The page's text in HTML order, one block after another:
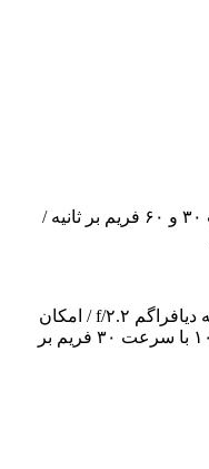
با رزولوشن ۱۰۸۰ با سرعت ۳۰ و ۶۰ فریم بر ثانیه /
حسگر از نوع عریض – دریچه دیافراگم f/۲.۲ / امکان
فیلمبرداری با رزولوشن ۱۰۸۰ با سرعت ۳۰ فریم بر